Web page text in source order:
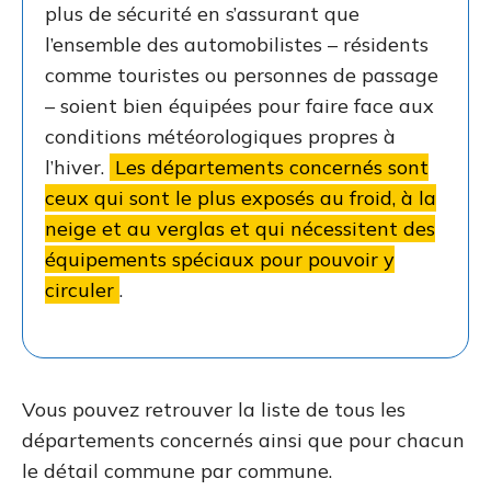
plus de sécurité en s’assurant que
l’ensemble des automobilistes – résidents
comme touristes ou personnes de passage
– soient bien équipées pour faire face aux
conditions météorologiques propres à
l’hiver. Les départements concernés sont
ceux qui sont le plus exposés au froid, à la
neige et au verglas et qui nécessitent des
équipements spéciaux pour pouvoir y
circuler .
Vous pouvez retrouver la liste de tous les
départements concernés ainsi que pour chacun
le détail commune par commune.